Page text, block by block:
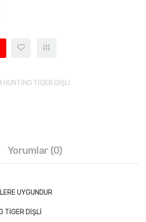
HUNTİNG TİGER DİŞLİ
Yorumlar (0)
UYGUNDUR
TİGER DİŞLİ